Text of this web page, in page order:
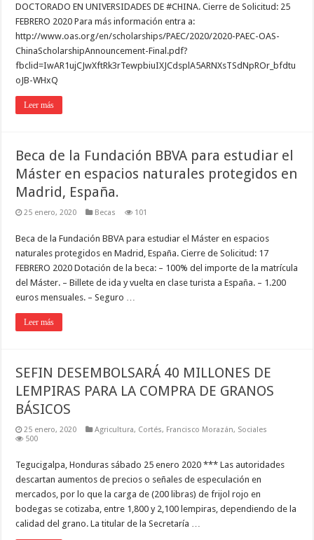
DOCTORADO EN UNIVERSIDADES DE #CHINA. Cierre de Solicitud: 25
FEBRERO 2020 Para más información entra a:
http://www.oas.org/en/scholarships/PAEC/2020/2020-PAEC-OAS-
ChinaScholarshipAnnouncement-Final.pdf?
fbclid=IwAR1ujCJwXftRk3rTewpbiuIXJCdsplA5ARNXsTSdNpROr_bfdtu
oJB-WHxQ
Leer más
Beca de la Fundación BBVA para estudiar el
Máster en espacios naturales protegidos en
Madrid, España.
25 enero, 2020 Becas 101
Beca de la Fundación BBVA para estudiar el Máster en espacios
naturales protegidos en Madrid, España. Cierre de Solicitud: 17
FEBRERO 2020 Dotación de la beca: – 100% del importe de la matrícula
del Máster. – Billete de ida y vuelta en clase turista a España. – 1.200
euros mensuales. – Seguro …
Leer más
SEFIN DESEMBOLSARÁ 40 MILLONES DE
LEMPIRAS PARA LA COMPRA DE GRANOS
BÁSICOS
25 enero, 2020 Agricultura, Cortés, Francisco Morazán, Sociales
500
Tegucigalpa, Honduras sábado 25 enero 2020 *** Las autorida­des
descartan aumentos de precios o señales de especulación en
mercados, por lo que la carga de (200 libras) de frijol rojo en
bodegas se coti­zaba, entre 1,800 y 2,100 lem­piras, dependiendo de la
calidad del grano. La titular de la Secretaría …